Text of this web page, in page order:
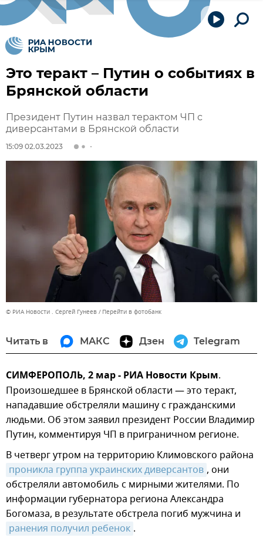
Это теракт – Путин о событиях в
Брянской области
Президент Путин назвал терактом ЧП с
диверсантами в Брянской области
15:09 02.03.2023
© РИА Новости . Сергей Гунеев Перейти в фотобанк
Читать в МАКС Дзен Telegram
СИМФЕРОПОЛЬ, 2 мар - РИА Новости Крым.
Произошедшее в Брянской области — это теракт,
нападавшие обстреляли машину с гражданскими
людьми. Об этом заявил президент России Владимир
Путин, комментируя ЧП в приграничном регионе.
В четверг утром на территорию Климовского района
проникла группа украинских диверсантов , они
обстреляли автомобиль с мирными жителями. По
информации губернатора региона Александра
Богомаза, в результате обстрела погиб мужчина и
ранения получил ребенок .